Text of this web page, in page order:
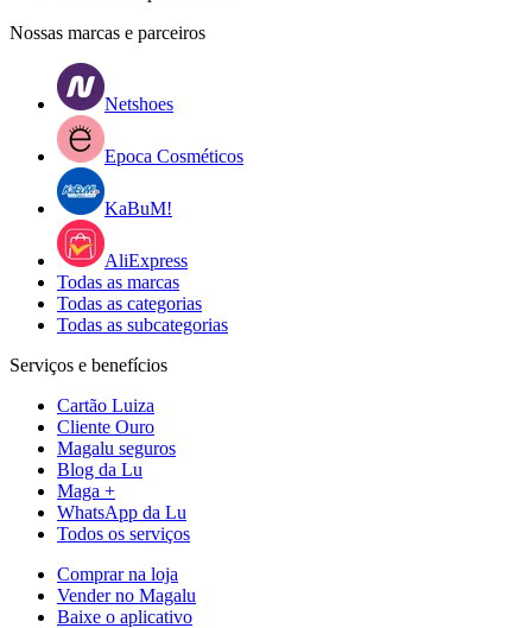
Nossas marcas e parceiros
Netshoes
Epoca Cosméticos
KaBuM!
AliExpress
Todas as marcas
Todas as categorias
Todas as subcategorias
Serviços e benefícios
Cartão Luiza
Cliente Ouro
Magalu seguros
Blog da Lu
Maga +
WhatsApp da Lu
Todos os serviços
Comprar na loja
Vender no Magalu
Baixe o aplicativo